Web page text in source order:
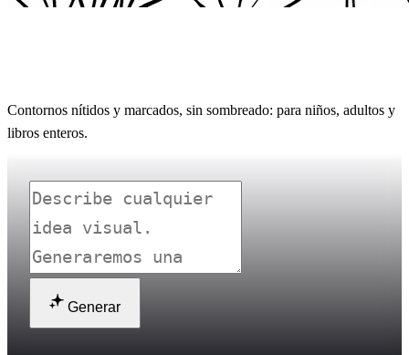
Contornos nítidos y marcados, sin sombreado: para niños, adultos y
libros enteros.
Generar